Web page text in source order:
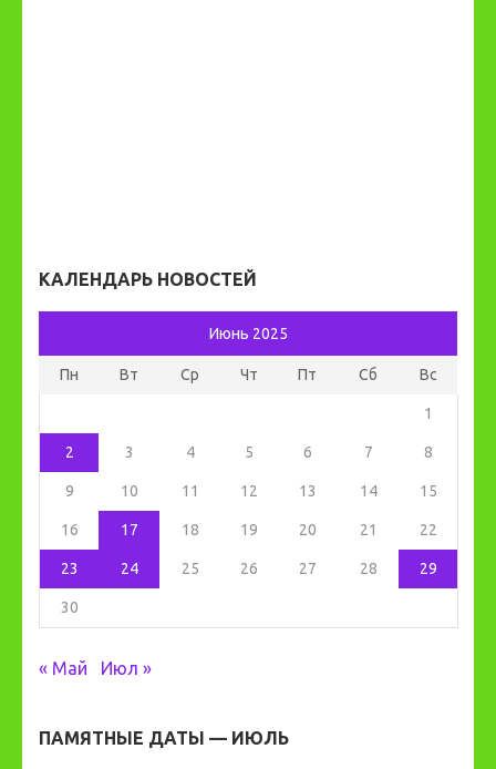
КАЛЕНДАРЬ НОВОСТЕЙ
Июнь 2025
Пн Вт Ср Чт Пт Сб Вс
1
2 3 4 5 6 7 8
9 10 11 12 13 14 15
16 17 18 19 20 21 22
23 24 25 26 27 28 29
30
« Май Июл »
ПАМЯТНЫЕ ДАТЫ — ИЮЛЬ